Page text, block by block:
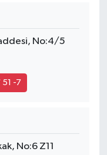
No:4/5
51 -7
No:6 Z11